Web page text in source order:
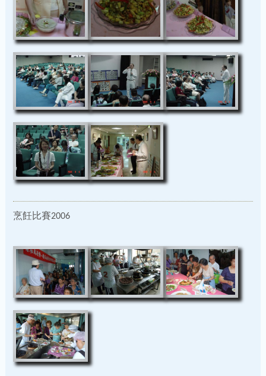
烹飪比賽2006